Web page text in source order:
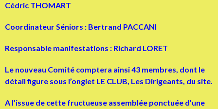
Cédric THOMART
Coordinateur Séniors : Bertrand PACCANI
Responsable manifestations : Richard LORET
Le nouveau Comité comptera ainsi 43 membres, dont le
détail figure sous l’onglet LE CLUB, Les Dirigeants, du site.
A l’issue de cette fructueuse assemblée ponctuée d’une